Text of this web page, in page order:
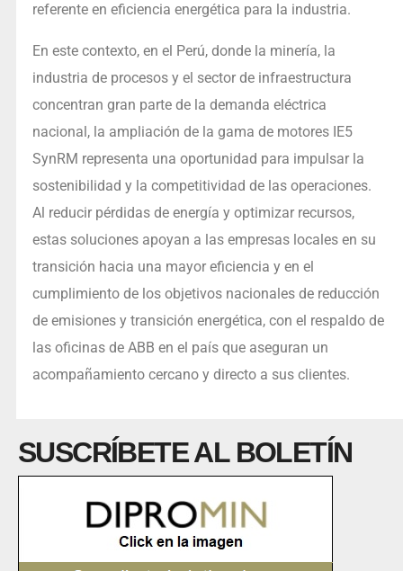
referente en eficiencia energética para la industria.
En este contexto, en el Perú, donde la minería, la
industria de procesos y el sector de infraestructura
concentran gran parte de la demanda eléctrica
nacional, la ampliación de la gama de motores IE5
SynRM representa una oportunidad para impulsar la
sostenibilidad y la competitividad de las operaciones.
Al reducir pérdidas de energía y optimizar recursos,
estas soluciones apoyan a las empresas locales en su
transición hacia una mayor eficiencia y en el
cumplimiento de los objetivos nacionales de reducción
de emisiones y transición energética, con el respaldo de
las oficinas de ABB en el país que aseguran un
acompañamiento cercano y directo a sus clientes.
SUSCRÍBETE AL BOLETÍN